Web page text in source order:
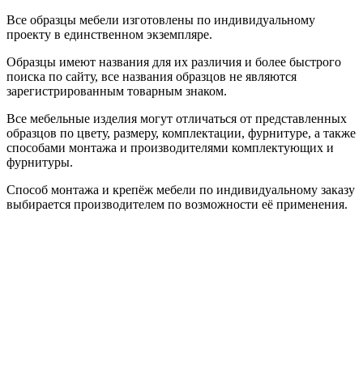
Все образцы мебели изготовлены по индивидуальному
проекту в единственном экземпляре.
Образцы имеют названия для их различия и более быстрого
поиска по сайту, все названия образцов не являются
зарегистрированным товарным знаком.
Все мебельные изделия могут отличаться от представленных
образцов по цвету, размеру, комплектации, фурнитуре, а также
способами монтажа и производителями комплектующих и
фурнитуры.
Способ монтажа и крепёж мебели по индивидуальному заказу
выбирается производителем по возможности её применения.